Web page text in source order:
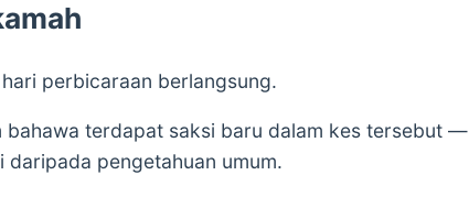
perbicaraan berlangsung.
bahawa terdapat saksi baru dalam kes tersebut —
pengetahuan umum.